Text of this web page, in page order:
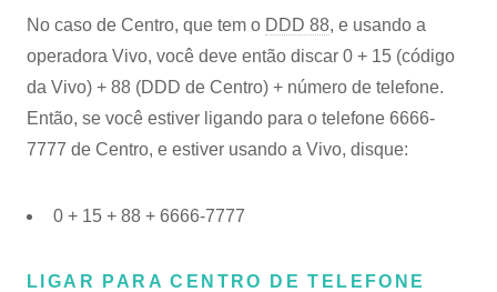
No caso de Centro, que tem o DDD 88, e usando a
operadora Vivo, você deve então discar 0 + 15 (código
da Vivo) + 88 (DDD de Centro) + número de telefone.
Então, se você estiver ligando para o telefone 6666-
7777 de Centro, e estiver usando a Vivo, disque:
0 + 15 + 88 + 6666-7777
LIGAR PARA CENTRO DE TELEFONE